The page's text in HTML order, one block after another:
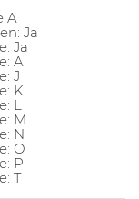
A
Ja
Ja
A
J
K
L
M
N
O
P
T